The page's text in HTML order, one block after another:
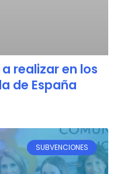
realizar en los
de España
SUBVENCIONES